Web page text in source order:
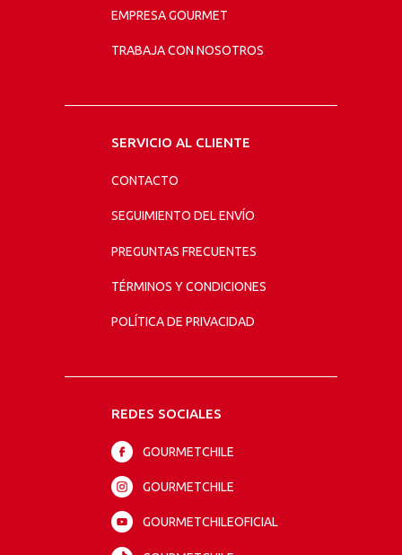
EMPRESA GOURMET
TRABAJA CON NOSOTROS
SERVICIO AL CLIENTE
CONTACTO
SEGUIMIENTO DEL ENVÍO
PREGUNTAS FRECUENTES
TÉRMINOS Y CONDICIONES
POLÍTICA DE PRIVACIDAD
REDES SOCIALES
GOURMETCHILE
GOURMETCHILE
GOURMETCHILEOFICIAL